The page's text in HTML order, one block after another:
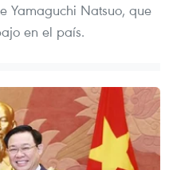
Yamaguchi Natsuo, que
en el país.